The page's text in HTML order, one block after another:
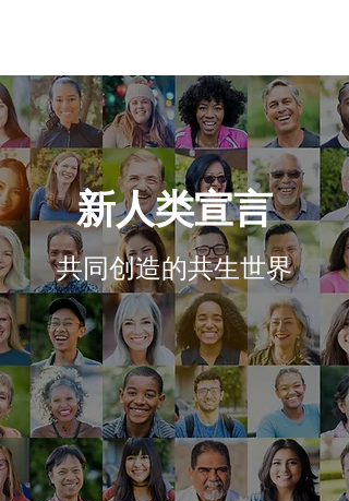
新人类宣言
共同创造的共生世界